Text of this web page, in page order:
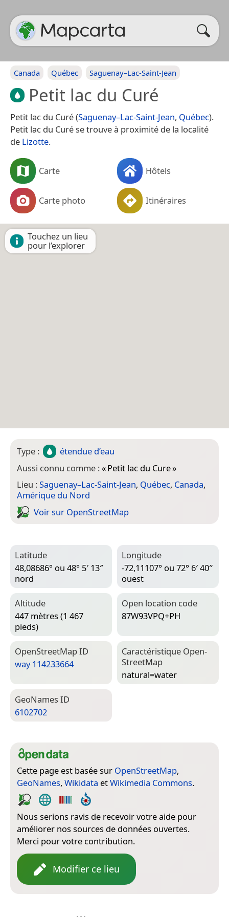
Canada Québec Saguenay–Lac-Saint-Jean
Petit lac du Curé
Petit lac du Curé (Saguenay–Lac-Saint-Jean, Québec).
Petit lac du Curé se trouve à proximité de la localité
de Lizotte.
Carte Hôtels
Carte photo Itinéraires
Touchez un lieu
pour l’explorer
Type :
étendue d’eau
Aussi connu comme :«Petit lac du Cure»
Lieu :Saguenay–Lac-Saint-Jean, Québec, Canada,
Amérique du Nord
Voir sur Open­Street­Map
Latitude
48,08686° ou 48° 5′ 13″
nord
Longitude
-72,11107° ou 72° 6′ 40″
ouest
Altitude
447 mètres (1 467
pieds)
Open location code
87W93VPQ+PH
Open­Street­Map ID
way 114233664
Caractéristique Open­
Street­Map
natural=­water
Geo­Names ID
6102702
Cette page est basée sur OpenStreetMap,
GeoNames, Wikidata etWikimedia Commons.
Nous serions ravis de recevoir votre aide pour
améliorer nos sources de données ouvertes.
Merci pour votre contribution.
Modifier ce lieu